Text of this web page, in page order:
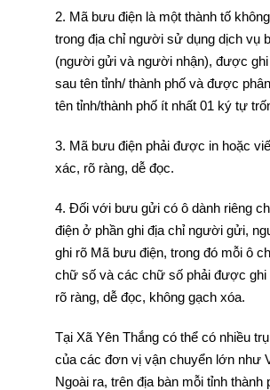
2. Mã bưu điện là một thành tố
trong địa chỉ người sử dụng dịch vụ
(người gửi và người nhận), được ghi
sau tên tỉnh/ thành phố và được
tên tỉnh/thành phố ít nhất 01 ký tự
3. Mã bưu điện phải được in hoặc
xác, rõ ràng, dễ đọc.
4. Đối với bưu gửi có ô dành riêng
điện ở phần ghi địa chỉ người gửi,
ghi rõ Mã bưu điện, trong đó mỗi ô
chữ số và các chữ số phải được ghi
rõ ràng, dễ đọc, không gạch xóa.
Tại Xã Yên Thắng có thể có nhiều
của các đơn vị vận chuyển lớn như
Ngoài ra, trên địa bàn mỗi tỉnh thành